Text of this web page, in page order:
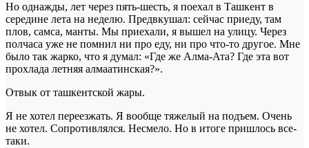
Но однажды, лет через пять-шесть, я поехал в Ташкент в
середине лета на неделю. Предвкушал: сейчас приеду, там
плов, самса, манты. Мы приехали, я вышел на улицу. Через
полчаса уже не помнил ни про еду, ни про что-то другое. Мне
было так жарко, что я думал: «Где же Алма-Ата? Где эта вот
прохлада летняя алмаатинская?».
Отвык от ташкентской жары.
Я не хотел переезжать. Я вообще тяжелый на подъем. Очень
не хотел. Сопротивлялся. Несмело. Но в итоге пришлось все-
таки.